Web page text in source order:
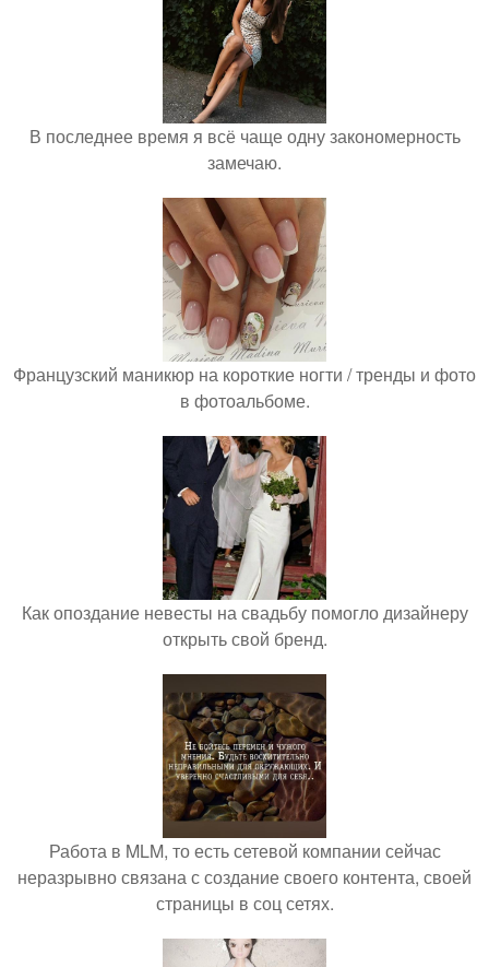
В последнее время я всё чаще одну закономерность
замечаю.
Французский маникюр на короткие ногти / тренды и фото
в фотоальбоме.
Как опоздание невесты на свадьбу помогло дизайнеру
открыть свой бренд.
Работа в MLM, то есть сетевой компании сейчас
неразрывно связана с создание своего контента, своей
страницы в соц сетях.